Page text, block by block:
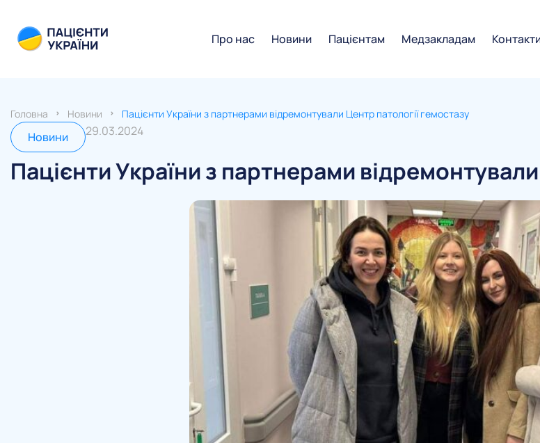
Про нас Новини Пацієнтам Медзакладам
Головна Новини Пацієнти України з партнерами відремонтували Центр патології гемостазу
Новини 29.03.2024
Пацієнти України з партнерами